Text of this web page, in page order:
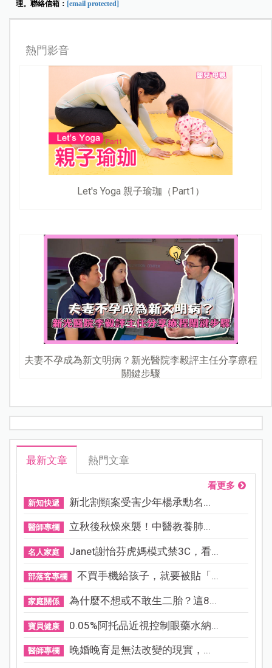
理。聯絡信箱： [email protected]
熱門影音
Let's Yoga 親子瑜珈（Part1）
夫妻不孕成為新文明病？新光醫院李毅評主任分享療程
關鍵步驟
最新文章 熱門文章
看更多
新知快遞 新北割頸案受害少年楊承勳名...
醫師專欄 立秋後秋燥來襲！中醫教養肺...
名人家庭 Janet謝怡芬虎媽模式禁3C，看...
部落客專欄 不買手機給孩子，就要被貼「...
家庭關係 為什麼不想或不敢生二胎？這8...
寶貝健康 0.05%阿托品近視控制眼藥水納...
醫師專欄 晚婚晚育是無法改變的現實，...